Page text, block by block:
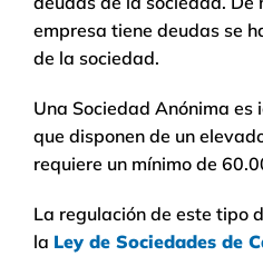
empresa tiene deudas se
de la sociedad.
Una Sociedad Anónima
que disponen de un
requiere un mínimo de
La regulación de este tipo
la Ley de Sociedades de